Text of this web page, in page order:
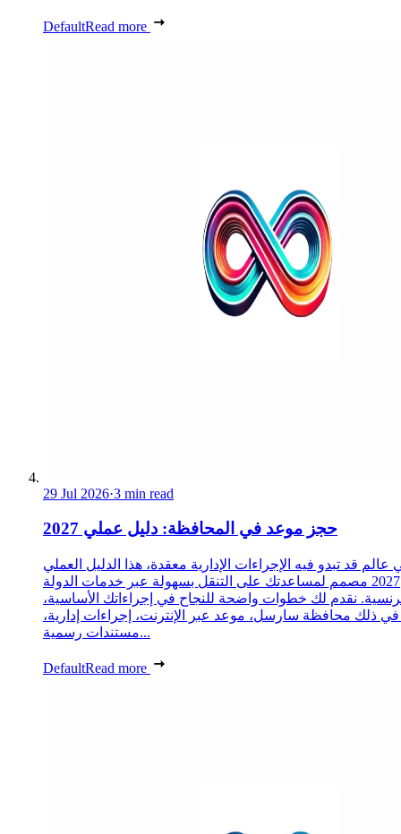
DefaultRead more
29 Jul 2026·3 min read
حجز موعد في المحافظة: دليل عملي 2027
عالم قد تبدو فيه الإجراءات الإدارية معقدة، هذا الدليل العملي
2027 مصمم لمساعدتك على التنقل بسهولة عبر خدمات الدولة
نقدم لك خطوات واضحة للنجاح في إجراءاتك الأساسية،
في ذلك محافظة سارسل، موعد عبر الإنترنت، إجراءات إدارية،
مستندات رسمية...
DefaultRead more